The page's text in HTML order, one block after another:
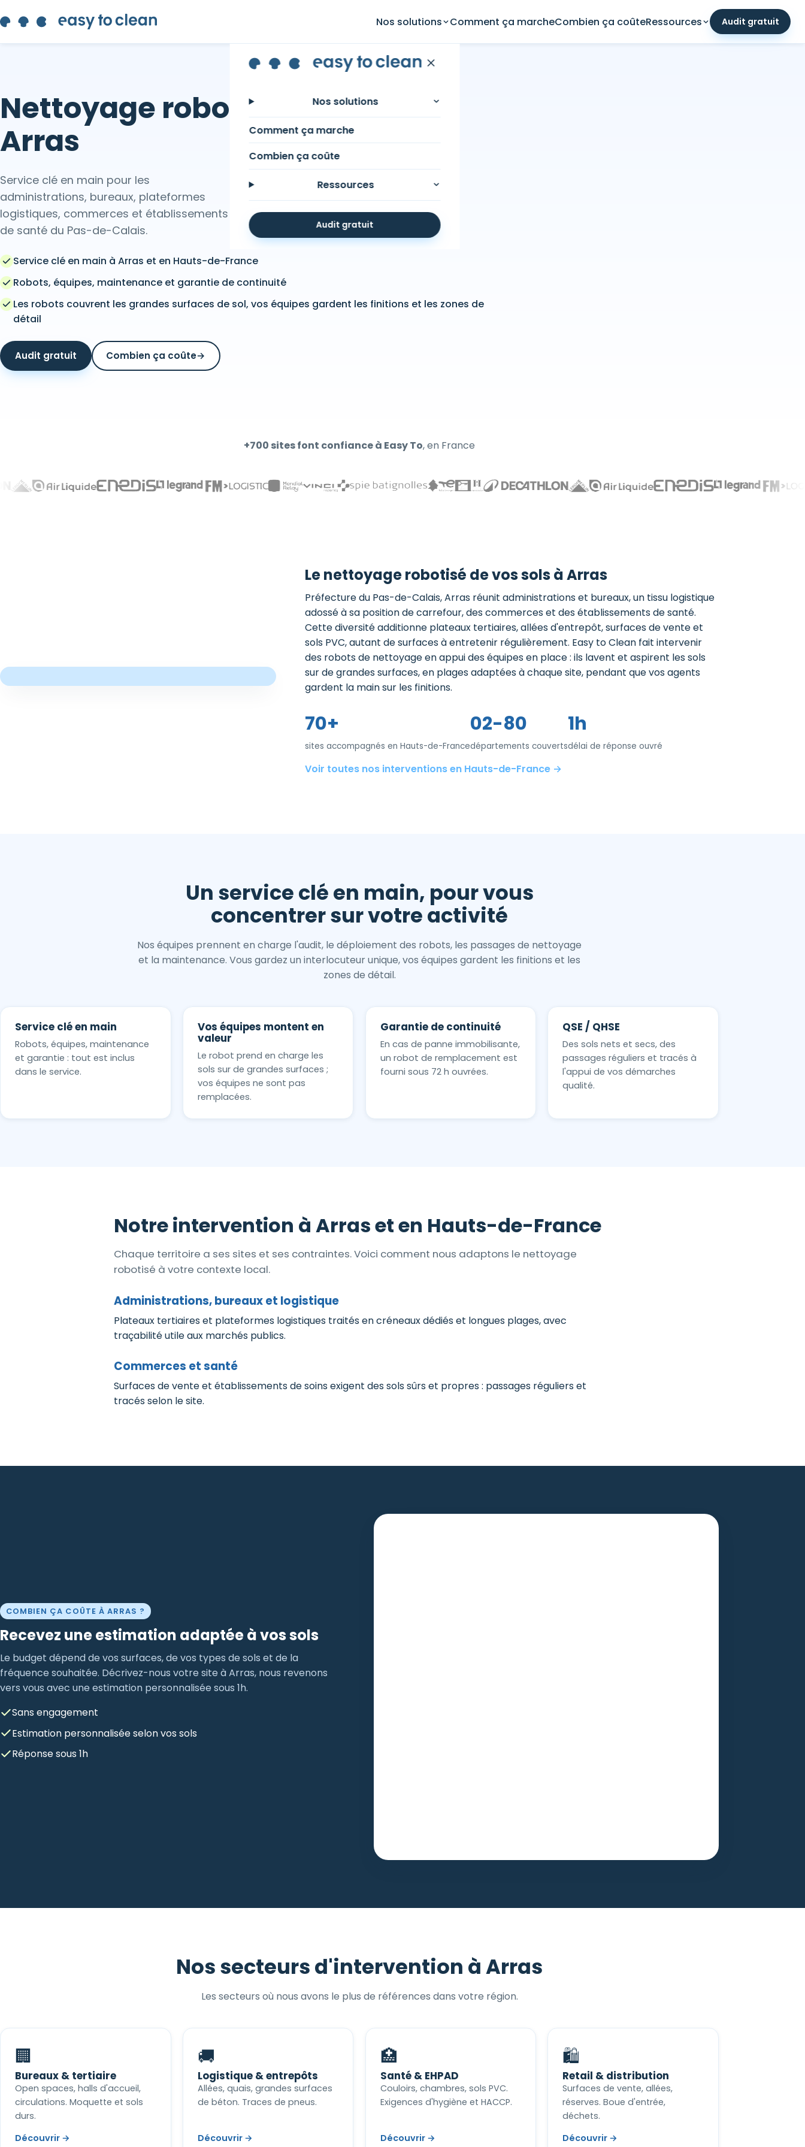
Nos solutions Comment ça marcheCombien ça coûteRessources Audit gratuit
Nos solutions
Comment ça marche
Combien ça coûte
Ressources
Audit gratuit
Nettoyage robotisé des sols à
Arras
Service clé en main pour les
administrations, bureaux, plateformes
logistiques, commerces et établissements
de santé du Pas-de-Calais.
Service clé en main à Arras et en Hauts-de-France
Robots, équipes, maintenance et garantie de continuité
Les robots couvrent les grandes surfaces de sol, vos équipes gardent les finitions et les zones de
détail
Audit gratuit Combien ça coûte→
+700 sites font confiance à Easy To, en France
Le nettoyage robotisé de vos sols à Arras
Préfecture du Pas-de-Calais, Arras réunit administrations et bureaux, un tissu logistique
adossé à sa position de carrefour, des commerces et des établissements de santé.
Cette diversité additionne plateaux tertiaires, allées d'entrepôt, surfaces de vente et
sols PVC, autant de surfaces à entretenir régulièrement. Easy to Clean fait intervenir
des robots de nettoyage en appui des équipes en place : ils lavent et aspirent les sols
sur de grandes surfaces, en plages adaptées à chaque site, pendant que vos agents
gardent la main sur les finitions.
70+
sites accompagnés en Hauts-de-France
02-80
départements couverts
1h
délai de réponse ouvré
Voir toutes nos interventions en Hauts-de-France →
Un service clé en main, pour vous
concentrer sur votre activité
Nos équipes prennent en charge l'audit, le déploiement des robots, les passages de nettoyage
et la maintenance. Vous gardez un interlocuteur unique, vos équipes gardent les finitions et les
zones de détail.
Service clé en main
Robots, équipes, maintenance
et garantie : tout est inclus
dans le service.
Vos équipes montent en
valeur
Le robot prend en charge les
sols sur de grandes surfaces ;
vos équipes ne sont pas
remplacées.
Garantie de continuité
En cas de panne immobilisante,
un robot de remplacement est
fourni sous 72 h ouvrées.
QSE / QHSE
Des sols nets et secs, des
passages réguliers et tracés à
l'appui de vos démarches
qualité.
Notre intervention à Arras et en Hauts-de-France
Chaque territoire a ses sites et ses contraintes. Voici comment nous adaptons le nettoyage
robotisé à votre contexte local.
Administrations, bureaux et logistique
Plateaux tertiaires et plateformes logistiques traités en créneaux dédiés et longues plages, avec
traçabilité utile aux marchés publics.
Commerces et santé
Surfaces de vente et établissements de soins exigent des sols sûrs et propres : passages réguliers et
tracés selon le site.
COMBIEN ÇA COÛTE À ARRAS ?
Recevez une estimation adaptée à vos sols
Le budget dépend de vos surfaces, de vos types de sols et de la
fréquence souhaitée. Décrivez-nous votre site à Arras, nous revenons
vers vous avec une estimation personnalisée sous 1h.
Sans engagement
Estimation personnalisée selon vos sols
Réponse sous 1h
Nos secteurs d'intervention à Arras
Les secteurs où nous avons le plus de références dans votre région.
🏢
Bureaux & tertiaire
Open spaces, halls d'accueil,
circulations. Moquette et sols
durs.
Découvrir →
🚚
Logistique & entrepôts
Allées, quais, grandes surfaces
de béton. Traces de pneus.
Découvrir →
🏥
Santé & EHPAD
Couloirs, chambres, sols PVC.
Exigences d'hygiène et HACCP.
Découvrir →
🛍️
Retail & distribution
Surfaces de vente, allées,
réserves. Boue d'entrée,
déchets.
Découvrir →